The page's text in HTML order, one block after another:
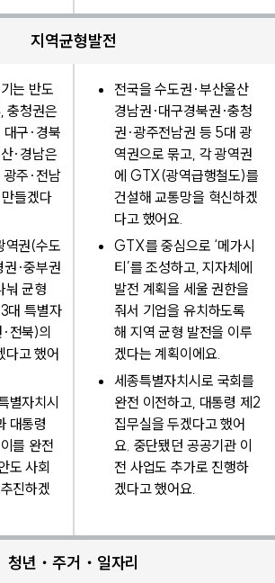
지역균형발전
는 반도
충청권은
구·경북
·경남은
광주·전남
들겠다
역권(수도
·중부권
눠 균형
대 특별자
전북)의
다고 했어
별자치시
대통령
를 완전
도 사회
진하겠
전국을 수도권·부산울산
경남권·대구경북권·충청
권·광주전남권 등 5대 광
역권으로 묶고, 각 광역권
에 GTX(광역급행철도)를
건설해 교통망을 혁신하겠
다고 했어요.
GTX를 중심으로 ‘메가시
티’를 조성하고, 지자체에
발전 계획을 세울 권한을
줘서 기업을 유치하도록
해 지역 균형 발전을 이루
겠다는 계획이에요.
세종특별자치시로 국회를
완전 이전하고, 대통령 제2
집무실을 두겠다고 했어
요. 중단됐던 공공기관 이
전 사업도 추가로 진행하
겠다고 했어요.
청년・주거・일자리